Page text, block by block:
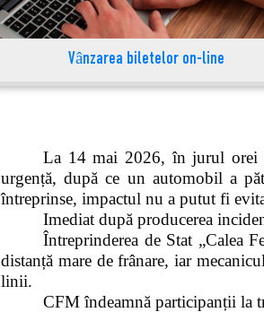
Vânzarea biletelor on-line
La 14 mai 2026, în jurul orei
urgență, după ce un automobil a
întreprinse, impactul nu a putut fi
Imediat după producerea
Întreprinderea de Stat „Calea
distanță mare de frânare, iar
linii.
CFM îndeamnă participanții la